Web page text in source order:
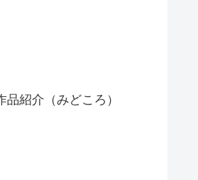
品紹介（みどころ）